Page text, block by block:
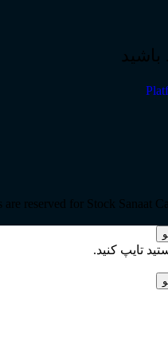
باشید
are reserved for Stock Sanaat
تایپ کنید.